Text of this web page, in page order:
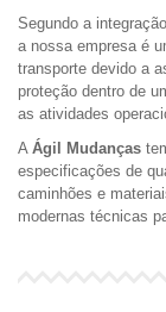
Segundo a
a nossa empresa é
transporte devido a
proteção dentro de
as atividades
A Ágil Mudanças
especificações de
caminhões e
modernas técnicas